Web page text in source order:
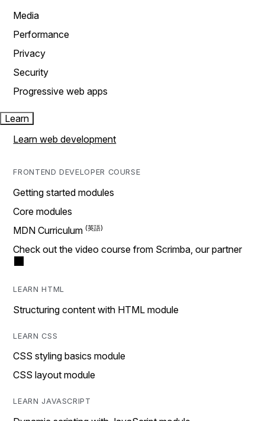
Media
Performance
Privacy
Security
Progressive web apps
Learn
Learn web development
FRONTEND DEVELOPER COURSE
Getting started modules
Core modules
MDN Curriculum
Check out the video course from Scrimba, our partner
LEARN HTML
Structuring content with HTML module
LEARN CSS
CSS styling basics module
CSS layout module
LEARN JAVASCRIPT